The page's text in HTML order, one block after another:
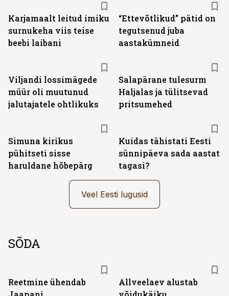
Karjamaalt leitud imiku
surnukeha viis teise
beebi laibani
“Ettevõtlikud” pätid on
tegutsenud juba
aastakümneid
Viljandi lossimägede
müür oli muutunud
jalutajatele ohtlikuks
Salapärane tulesurm
Haljalas ja tülitsevad
pritsumehed
Simuna kirikus
pühitseti sisse
haruldane hõbepärg
Kuidas tähistati Eesti
sünnipäeva sada aastat
tagasi?
Veel Eesti lugusid
SÕDA
Reetmine ühendab
Allveelaev alustab